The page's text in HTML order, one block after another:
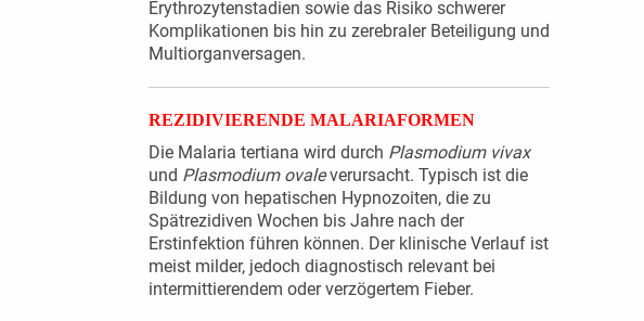
Erythrozytenstadien sowie das Risiko schwerer
Komplikationen bis hin zu zerebraler Beteiligung und
Multiorganversagen.
REZIDIVIERENDE MALARIAFORMEN
Die Malaria tertiana wird durch Plasmodium vivax
und Plasmodium ovaleverursacht. Typisch ist die
Bildung von hepatischen Hypnozoiten, die zu
Spätrezidiven Wochen bis Jahre nach der
Erstinfektion führen können. Der klinische Verlauf ist
meist milder, jedoch diagnostisch relevant bei
intermittierendem oder verzögertem Fieber.